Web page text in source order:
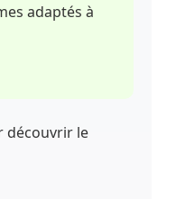
adaptés à
découvrir le